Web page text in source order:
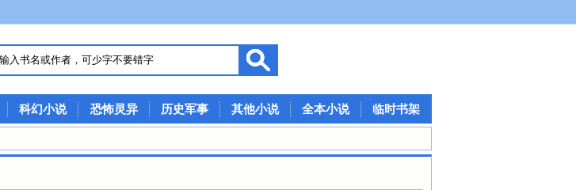
科幻小说 恐怖灵异 历史军事 其他小说 全本小说 临时书架